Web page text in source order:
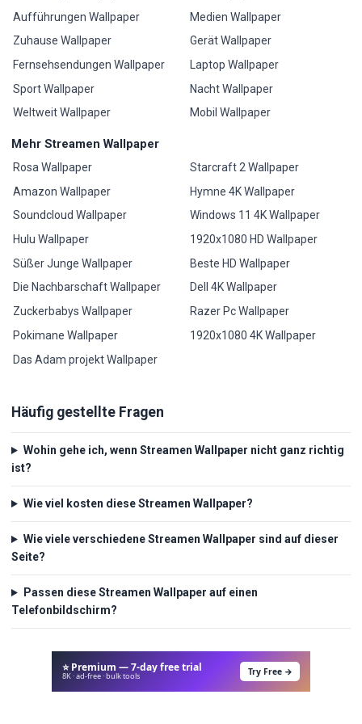
Aufführungen Wallpaper
Zuhause Wallpaper
Fernsehsendungen Wallpaper
Sport Wallpaper
Weltweit Wallpaper
Medien Wallpaper
Gerät Wallpaper
Laptop Wallpaper
Nacht Wallpaper
Mobil Wallpaper
Mehr Streamen Wallpaper
Rosa Wallpaper
Amazon Wallpaper
Soundcloud Wallpaper
Hulu Wallpaper
Süßer Junge Wallpaper
Die Nachbarschaft Wallpaper
Zuckerbabys Wallpaper
Pokimane Wallpaper
Das Adam projekt Wallpaper
Starcraft 2 Wallpaper
Hymne 4K Wallpaper
Windows 11 4K Wallpaper
1920x1080 HD Wallpaper
Beste HD Wallpaper
Dell 4K Wallpaper
Razer Pc Wallpaper
1920x1080 4K Wallpaper
Häufig gestellte Fragen
Wohin gehe ich, wenn Streamen Wallpaper nicht ganz richtig
ist?
Wie viel kosten diese Streamen Wallpaper?
Wie viele verschiedene Streamen Wallpaper sind auf dieser
Seite?
Passen diese Streamen Wallpaper auf einen
Telefonbildschirm?
⭐ Premium — 7-day free trial
8K · ad-free · bulk tools Try Free →